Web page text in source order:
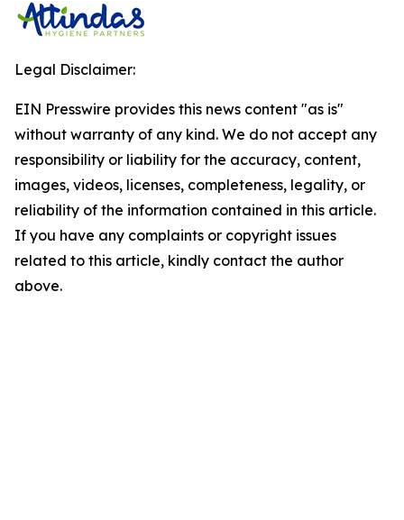
Legal Disclaimer:
EIN Presswire provides this news content "as is"
without warranty of any kind. We do not accept any
responsibility or liability for the accuracy, content,
images, videos, licenses, completeness, legality, or
reliability of the information contained in this article.
If you have any complaints or copyright issues
related to this article, kindly contact the author
above.